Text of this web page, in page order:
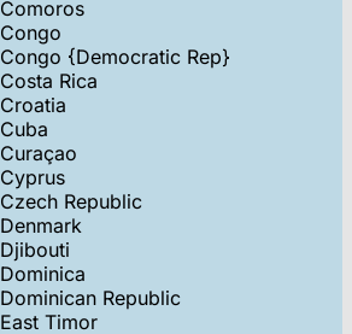
Comoros
Congo
Congo {Democratic Rep}
Costa Rica
Croatia
Cuba
Curaçao
Cyprus
Czech Republic
Denmark
Djibouti
Dominica
Dominican Republic
East Timor